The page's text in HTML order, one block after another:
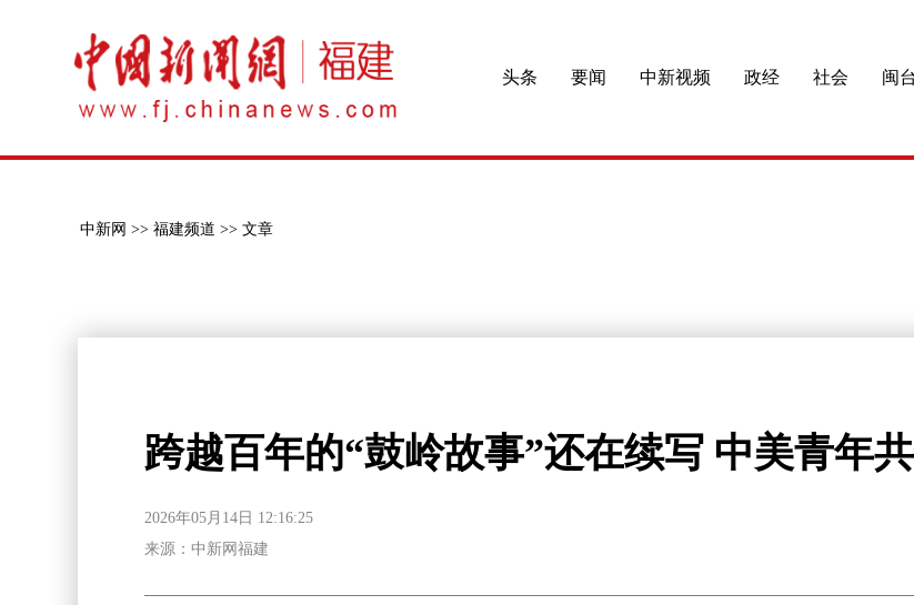
头条 要闻 中新视频 政经 社会 闽台
中新网 >> 福建频道 >> 文章
跨越百年的“鼓岭故事”还在续写 中美青年
2026年05月14日 12:16:25
来源：中新网福建